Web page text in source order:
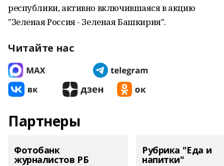
республики, активно включившаяся в акцию
"Зеленая Россия - Зеленая Башкирия".
Читайте нас
Партнеры
Фотобанк
журналистов РБ
Рубрика "Еда и
напитки"